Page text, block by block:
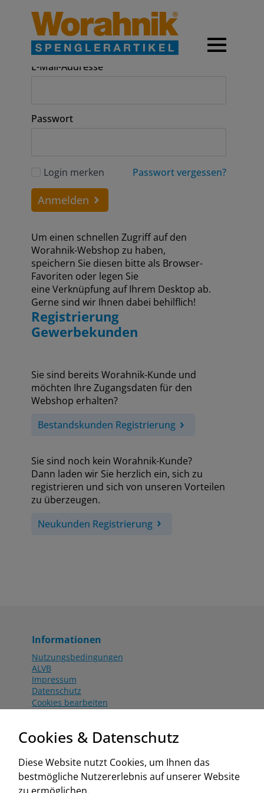
Anmeldung
E-Mail-Addresse
Passwort
Login merken Passwort vergessen?
Anmelden
Um einen schnellen Zugriff auf den
Worahnik-Webshop zu haben,
speichern Sie diesen bitte als Browser-
Favoriten oder legen Sie
eine Verknüpfung auf Ihrem Desktop ab.
Gerne sind wir Ihnen dabei behilflich!
Registrierung
Gewerbekunden
Sie sind bereits Worahnik-Kunde und
möchten Ihre Zugangsdaten für den
Webshop erhalten?
Bestandskunden Registrierung
Sie sind noch kein Worahnik-Kunde?
Dann laden wir Sie herzlich ein, sich zu
registrieren und sich von unseren Vorteilen
zu überzeugen.
Neukunden Registrierung
Informationen
Nutzungsbedingungen
ALVB
Impressum
Datenschutz
Cookies bearbeiten
Aktionsbedingungen
www.worahnik.at
Zentrale Köttlach
Cookies & Datenschutz
Diese Website nutzt Cookies, um Ihnen das
bestmögliche Nutzererlebnis auf unserer Website